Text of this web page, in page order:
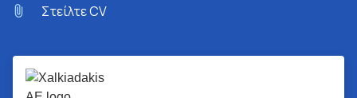
Στείλτε CV